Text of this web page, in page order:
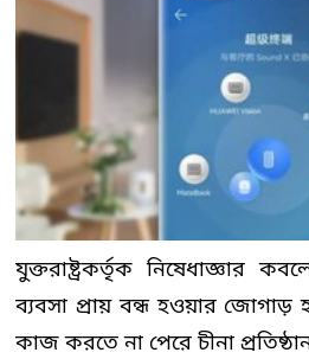
যুক্তরাষ্ট্রকর্তৃক নিষেধাজ্ঞার
ব্যবসা প্রায় বন্ধ হওয়ার জোগাড়
কাজ করতে না পেরে চীনা